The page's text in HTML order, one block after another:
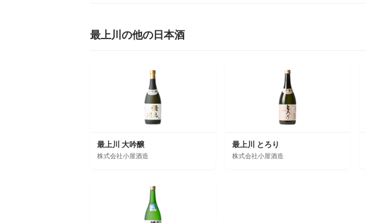
最上川の他の日本酒
最上川 大吟醸
株式会社小屋酒造
最上川 とろり
株式会社小屋酒造